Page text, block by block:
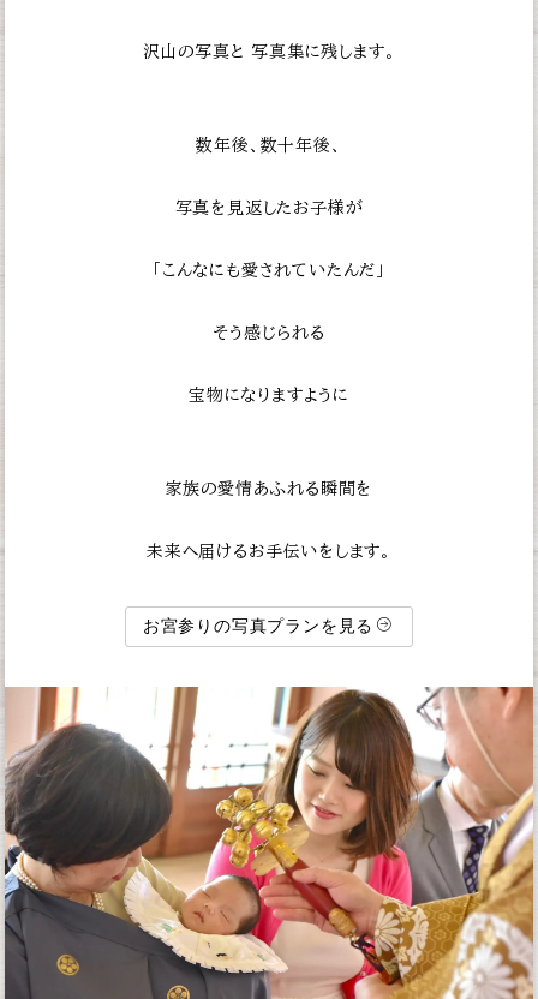
沢山の写真と 写真集に残します。
数年後、数十年後、
写真を見返したお子様が
「こんなにも愛されていたんだ」
そう感じられる
宝物になりますように
家族の愛情あふれる瞬間を
未来へ届けるお手伝いをします。
お宮参りの写真プランを見る